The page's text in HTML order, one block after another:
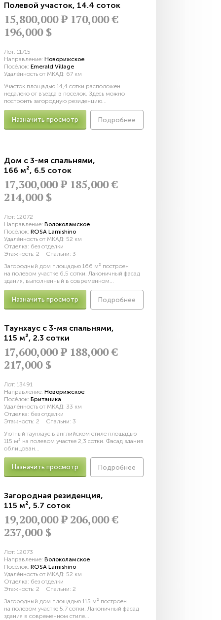
Полевой участок, 14.4 соток
15,800,000Р 170,000 €
196,000 $
Лот: 11715
Направление: Новорижское
Посёлок: Emerald Village
Удалённость от МКАД: 67 км
Участок площадью 14,4 сотки расположен
недалеко от въезда в поселок. Здесь можно
построить загородную резиденцию...
Назначить просмотр Подробнее
Дом с 3-мя спальнями,
166 м², 6.5 соток
17,300,000Р 185,000 €
214,000 $
Лот: 12072
Направление: Волоколамское
Посёлок: ROSA Lamishino
Удалённость от МКАД: 52 км
Отделка: без отделки
Этажность: 2 Спальни: 3
Загородный дом площадью 166 м² построен
на полевом участке 6,5 сотки. Лаконичный фасад
здания, выполненный в современном...
Назначить просмотр Подробнее
Таунхаус с 3-мя спальнями,
115 м², 2.3 сотки
17,600,000Р 188,000 €
217,000 $
Лот: 13491
Направление: Новорижское
Посёлок: Британика
Удалённость от МКАД: 33 км
Отделка: без отделки
Этажность: 2 Спальни: 3
Уютный таунхаус в английском стиле площадью
115 м² на полевом участке 2,3 сотки. Фасад здания
облицован...
Назначить просмотр Подробнее
Загородная резиденция,
115 м², 5.7 соток
19,200,000Р 206,000 €
237,000 $
Лот: 12073
Направление: Волоколамское
Посёлок: ROSA Lamishino
Удалённость от МКАД: 52 км
Отделка: без отделки
Этажность: 2 Спальни: 2
Загородный дом площадью 115 м² построен
на полевом участке 5,7 сотки. Лаконичный фасад
здания в современном стиле...